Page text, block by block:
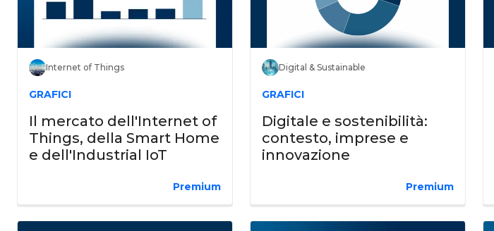
Internet of Things
GRAFICI
Il mercato dell'Internet of
Things, della Smart Home
e dell'Industrial IoT
Premium
Digital & Sustainable
GRAFICI
Digitale e sostenibilità:
contesto, imprese e
innovazione
Premium